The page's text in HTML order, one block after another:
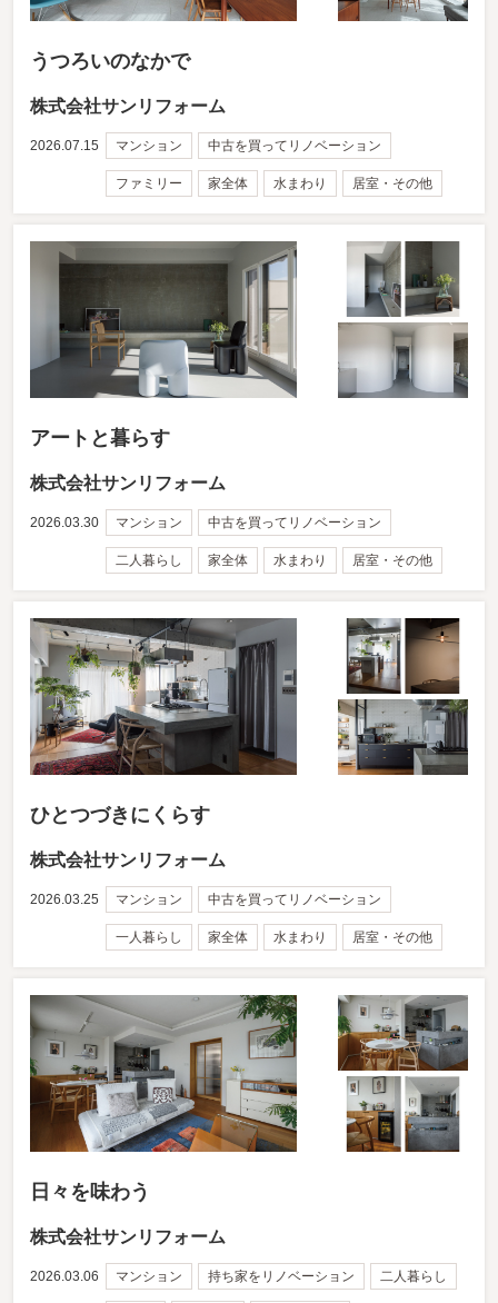
うつろいのなかで
株式会社サンリフォーム
2026.07.15 マンション 中古を買ってリノベーション
ファミリー 家全体 水まわり 居室・その他
アートと暮らす
株式会社サンリフォーム
2026.03.30 マンション 中古を買ってリノベーション
二人暮らし 家全体 水まわり 居室・その他
ひとつづきにくらす
株式会社サンリフォーム
2026.03.25 マンション 中古を買ってリノベーション
一人暮らし 家全体 水まわり 居室・その他
日々を味わう
株式会社サンリフォーム
2026.03.06 マンション 持ち家をリノベーション 二人暮らし